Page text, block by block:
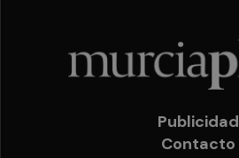
Publicidad
Contacto